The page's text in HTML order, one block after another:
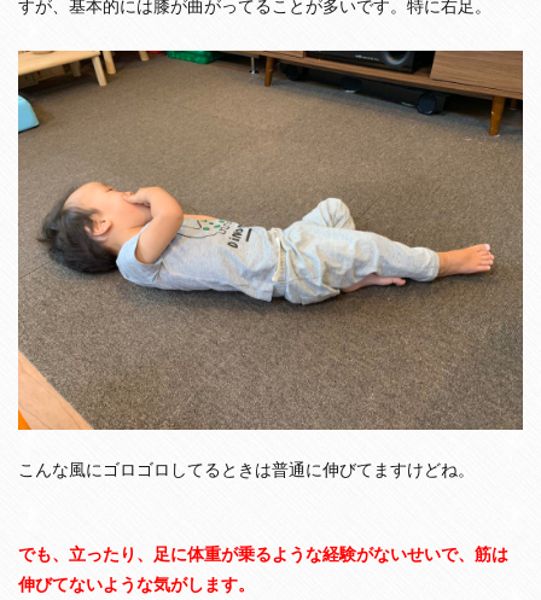
停
期
で
何
も
で
な
い
と
き
は
ス
ト
レ
ッ
チ
し
すが、基本的には膝が曲がってることが多いです。特に右足。
こんな風にゴロゴロしてるときは普通に伸びてますけどね。
でも、立ったり、足に体重が乗るような経験がないせいで、筋は
伸びてないような気がします。